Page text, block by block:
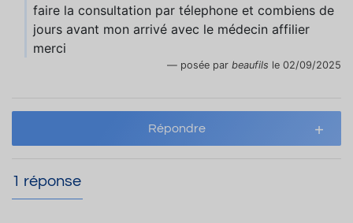
faire la consultation par télephone et combiens de
jours avant mon arrivé avec le médecin affilier
merci
posée par beaufils le 02/09/2025
Répondre
1 réponse